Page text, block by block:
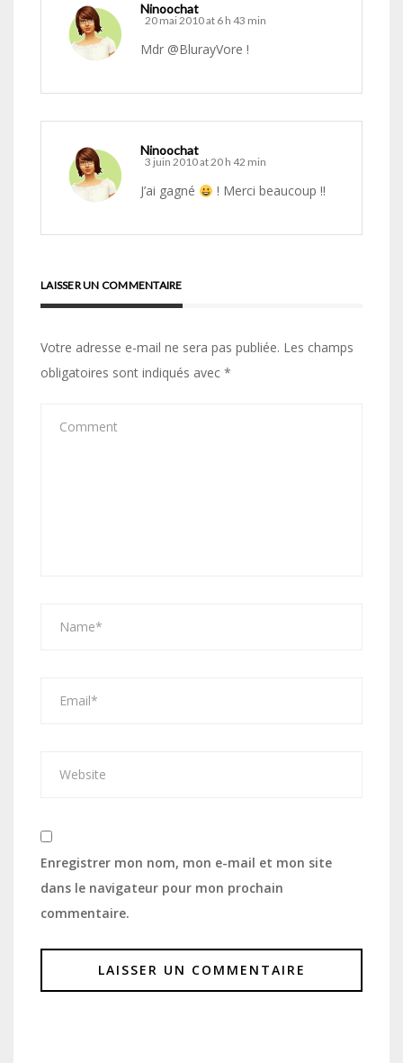
Ninoochat
20 mai 2010 at 6 h 43 min
Mdr @BlurayVore !
Ninoochat
3 juin 2010 at 20 h 42 min
J’ai gagné ! Merci beaucoup !!
LAISSER UN COMMENTAIRE
Votre adresse e-mail ne sera pas publiée. Les champs
obligatoires sont indiqués avec *
Enregistrer mon nom, mon e-mail et mon site
dans le navigateur pour mon prochain
commentaire.